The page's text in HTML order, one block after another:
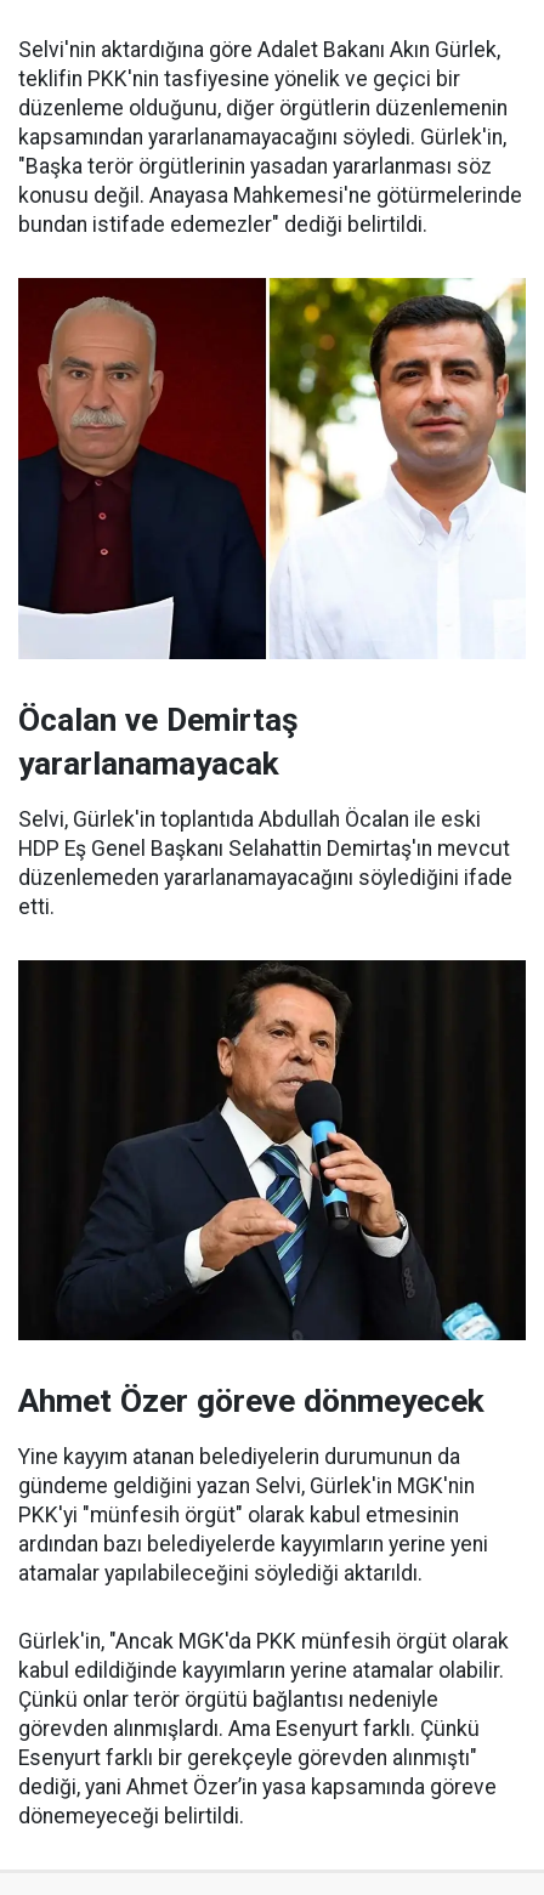
Selvi'nin aktardığına göre Adalet Bakanı Akın Gürlek,
teklifin PKK'nin tasfiyesine yönelik ve geçici bir
düzenleme olduğunu, diğer örgütlerin düzenlemenin
kapsamından yararlanamayacağını söyledi. Gürlek'in,
"Başka terör örgütlerinin yasadan yararlanması söz
konusu değil. Anayasa Mahkemesi'ne götürmelerinde
bundan istifade edemezler" dediği belirtildi.
Öcalan ve Demirtaş
yararlanamayacak
Selvi, Gürlek'in toplantıda Abdullah Öcalan ile eski
HDP Eş Genel Başkanı Selahattin Demirtaş'ın mevcut
düzenlemeden yararlanamayacağını söylediğini ifade
etti.
Ahmet Özer göreve dönmeyecek
Yine kayyım atanan belediyelerin durumunun da
gündeme geldiğini yazan Selvi, Gürlek'in MGK'nin
PKK'yi "münfesih örgüt" olarak kabul etmesinin
ardından bazı belediyelerde kayyımların yerine yeni
atamalar yapılabileceğini söylediği aktarıldı.
Gürlek'in, "Ancak MGK'da PKK münfesih örgüt olarak
kabul edildiğinde kayyımların yerine atamalar olabilir.
Çünkü onlar terör örgütü bağlantısı nedeniyle
görevden alınmışlardı. Ama Esenyurt farklı. Çünkü
Esenyurt farklı bir gerekçeyle görevden alınmıştı"
dediği, yani Ahmet Özer’in yasa kapsamında göreve
dönemeyeceği belirtildi.